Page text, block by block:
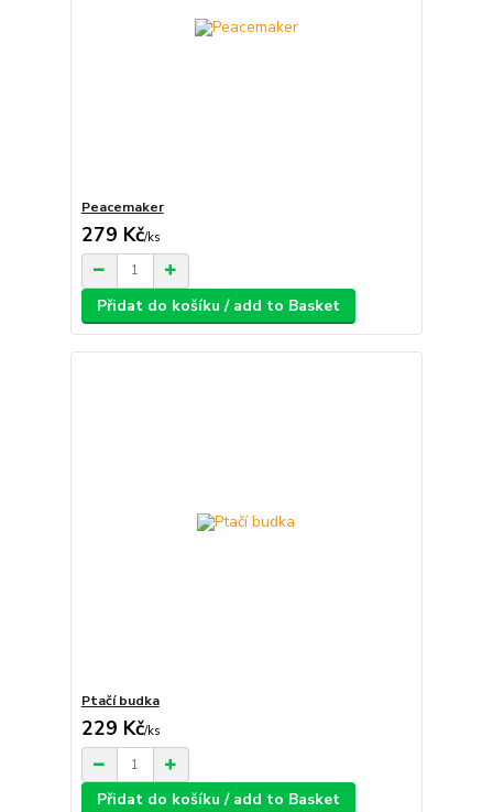
Peacemaker
279 Kč/ks
Přidat do košíku / add to Basket
Ptačí budka
229 Kč/ks
Přidat do košíku / add to Basket